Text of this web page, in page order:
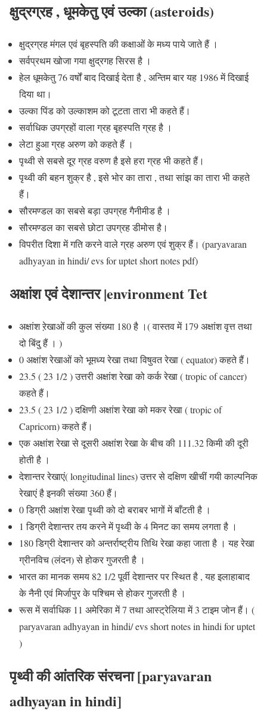
क्षुद्रग्रह , धूमकेतु एवं उल्का (asteroids)
क्षुद्रग्रह मंगल एवं बृहस्पति की कक्षाओं के मध्य पाये जाते हैं ।
सर्वप्रथम खोजा गयाक्षुद्रगह सिरसहै ।
हेल धूमकेतु 76 वर्षों बाद दिखाई देता है , अन्तिम बार यह 1986 में दिखाई
दिया था।
उल्का पिंड को उल्काशम को टूटता तारा भी कहते हैं।
सर्वाधिक उपग्रहों वाला ग्रहबृहस्पतिग्रह है ।
लेटा हुआ ग्रहअरुणको कहते हैं ।
पृथ्वी से सबसे दूर ग्रहवरुणहै इसे हरा ग्रह भी कहते हैं।
पृथ्वी की बहन शुक्र है , इसे भोर का तारा , तथा सांझ का तारा भी कहते
हैं।
सौरमण्डल का सबसे बड़ा उपग्रहगैनीमीडहै ।
सौरमण्डल का सबसे छोटा उपग्रहडीमोसहै।
विपरीत दिशा में गति करने वाले ग्रह अरुण एवं शुक्र हैं। (paryavaran
adhyayan in hindi/ evs for uptet short notes pdf)
अक्षांश एवं देशान्तर |environment Tet
अक्षांश ऱेखाओं की कुल संख्या 180 है ।( वास्तव में 179 अक्षांश वृत्त तथा
दो बिंदु हैं । )
0 अक्षांश रेखाओं को भूमध्य रेखा तथा विषुवत रेखा ( equator) कहते हैं।
23.5 ( 23 1/2 ) उत्तरी अक्षांश रेखा कोकर्क रेखा( tropic of cancer)
कहते हैं।
23.5 ( 23 1/2 ) दक्षिणी अक्षांश रेखा कोमकर रेखा( tropic of
Capricorn) कहते हैं।
एक अक्षांश रेखा से दूसरी अक्षांश रेखा के बीच की 111.32 किमीकी दूरी
होती है ।
देशान्तर रेखाएं( longitudinal lines) उत्तर से दक्षिण खीचीं गयी काल्पनिक
रेखाएं है इनकी संख्या 360 हैं।
0 डिग्री अक्षांश रेखा पृथ्वी को दो बराबर भागों में बाँटती है ।
1 डिग्री देशान्तर तय करने में पृथ्वी के4 मिनटका समय लगता है ।
180 डिग्री देशान्तर कोअन्तर्राष्ट्रीय तिथि रेखाकहा जाता है । यह रेखा
ग्रीनविच(लंदन) से होकर गुजरती है ।
भारत का मानक समय 82 1/2 पूर्वी देशान्तर पर स्थित है , यहइलाहाबाद
के नैनी एवंमिर्जापुरके पश्चिम से होकर गुजरती है ।
रूस में सर्वाधिक 11 अमेरिका में 7 तथा आस्ट्रेलिया में 3 टाइम जोनहैं। (
paryavaran adhyayan in hindi/ evs short notes in hindi for uptet
)
पृथ्वी की आंतरिक संरचना [paryavaran
adhyayan in hindi]